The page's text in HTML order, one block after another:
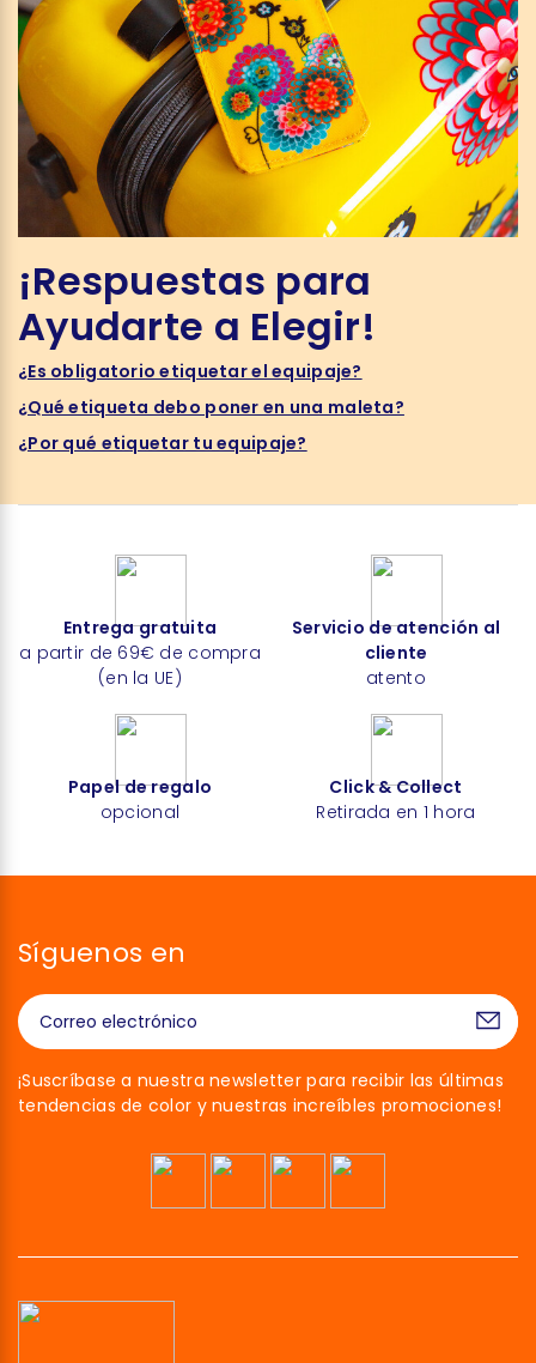
¡Respuestas para
Ayudarte a Elegir!
¿Es obligatorio etiquetar el equipaje?
¿Qué etiqueta debo poner en una maleta?
¿Por qué etiquetar tu equipaje?
Entrega gratuita
a partir de 69€ de compra
(en la UE)
Servicio de atención al
cliente
atento
Papel de regalo
opcional
Click & Collect
Retirada en 1 hora
Síguenos en
¡Suscríbase a nuestra newsletter para recibir las últimas
tendencias de color y nuestras increíbles promociones!